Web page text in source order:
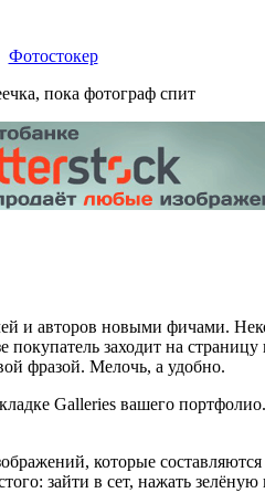
Фотостокер
пока фотограф спит
и авторов новыми фичами.
заходит на
фразой. Мелочь, а удобно.
Galleries вашего
которые
зайти в сет, нажать